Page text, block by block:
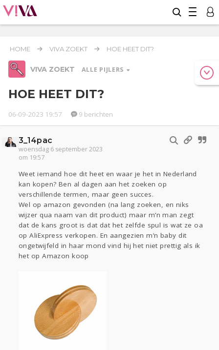
HOME VIVA ZOEKT HOE HEET DIT?
VIVA ZOEKT ALLE PIJLERS
Relaties Werk & Studie
Seks
Gezondheid
Coronavirus
Overig
Actueel Oekraïne
Kinderen
Zwanger
Psyche Thuis
Klussen
Sport
Contact
Viva zoekt
Gevraagd Horen Doen
Zien
Lezen
HOE HEET DIT?
06-09-2023 19:57 9 berichten
3_14pac
woensdag 6 september 2023
om 19:57
Weet iemand hoe dit heet en waar je het in Nederland
kan kopen? Ben al dagen aan het zoeken op
verschillende termen, maar geen succes.
Wel op amazon gevonden (na lang zoeken, en niks
wijzer qua naam van dit product) maar m’n man zegt
dat de kans groot is dat dat het zelfde spul is wat ze oa
op AliExpress verkopen. En aangezien m’n baby dit
ongetwijfeld in haar mond vind hij het niet prettig als ik
het op Amazon koop